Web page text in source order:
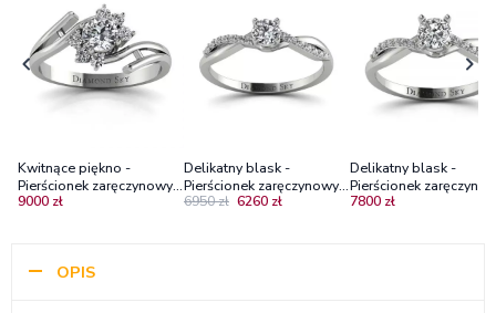
Kwitnące piękno -
Pierścionek zaręczynowy z
białego złota z
9000 zł
Delikatny blask -
Pierścionek zaręczynowy z
białego złota z
6950 zł 6260 zł
Delikatny blask -
Pierścionek
białego złota z
7800 zł
OPIS